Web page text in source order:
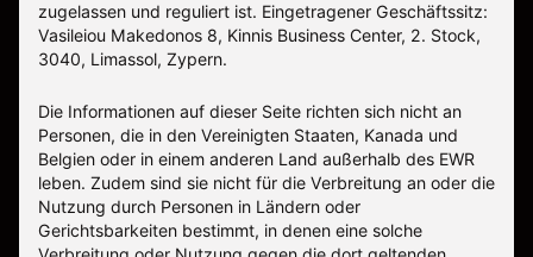
zugelassen und reguliert ist. Eingetragener Geschäftssitz:
Vasileiou Makedonos 8, Kinnis Business Center, 2. Stock,
3040, Limassol, Zypern.
Die Informationen auf dieser Seite richten sich nicht an
Personen, die in den Vereinigten Staaten, Kanada und
Belgien oder in einem anderen Land außerhalb des EWR
leben. Zudem sind sie nicht für die Verbreitung an oder die
Nutzung durch Personen in Ländern oder
Gerichtsbarkeiten bestimmt, in denen eine solche